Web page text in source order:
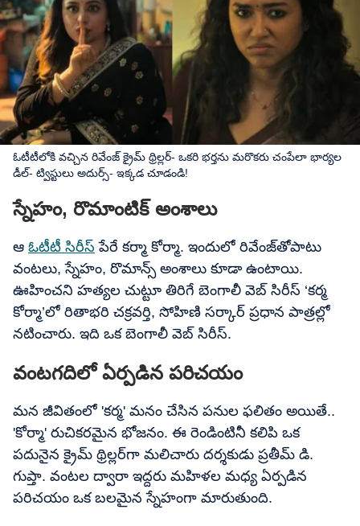
ఓటీటీలోకి వచ్చిన రివేంజ్ క్రైమ్ థ్రిల్లర్- ఒకరి భర్తను మరొకరు చంపేలా భార్యల
డీల్- ట్విస్టులు అదుర్స్- ఇక్కడ చూడండి!
స్నేహం, రొమాంటిక్ అంశాలు
ఆ ఓటీటీ సిరీస్ పేరే కర్మా కోర్మా. ఇందులో రివేంజ్‌తోపాటు
వంటలు, స్నేహం, రొమాన్స్ అంశాలు కూడా ఉంటాయి.
ఊహించని హత్యల చుట్టూ తిరిగే బెంగాలీ వెబ్ సిరీస్ ‘కర్మ
కోర్మా’లో రితాభరి చక్రవర్తి, సోహిణి సర్కార్ ప్రధాన పాత్రల్లో
నటించారు. ఇది ఒక బెంగాలీ వెబ్ సిరీస్.
వంటగదిలో ఏర్పడిన పరిచయం
మన జీవితంలో 'కర్మ' మనం చేసిన పనుల ఫలితం అయితే..
'కోర్మా' రుచికరమైన భోజనం. ఈ రెండింటినీ కలిపి ఒక
పదునైన క్రైమ్ థ్రిల్లర్‌గా మలిచారు దర్శకుడు ప్రతీమ్ డి.
గుప్తా. వంటల ద్వారా ఇద్దరు మహిళల మధ్య ఏర్పడిన
పరిచయం ఒక బలమైన స్నేహంగా మారుతుంది.